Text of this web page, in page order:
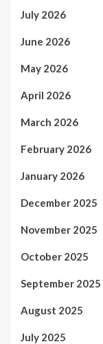
July 2026
June 2026
May 2026
April 2026
March 2026
February 2026
January 2026
December 2025
November 2025
October 2025
September 2025
August 2025
July 2025